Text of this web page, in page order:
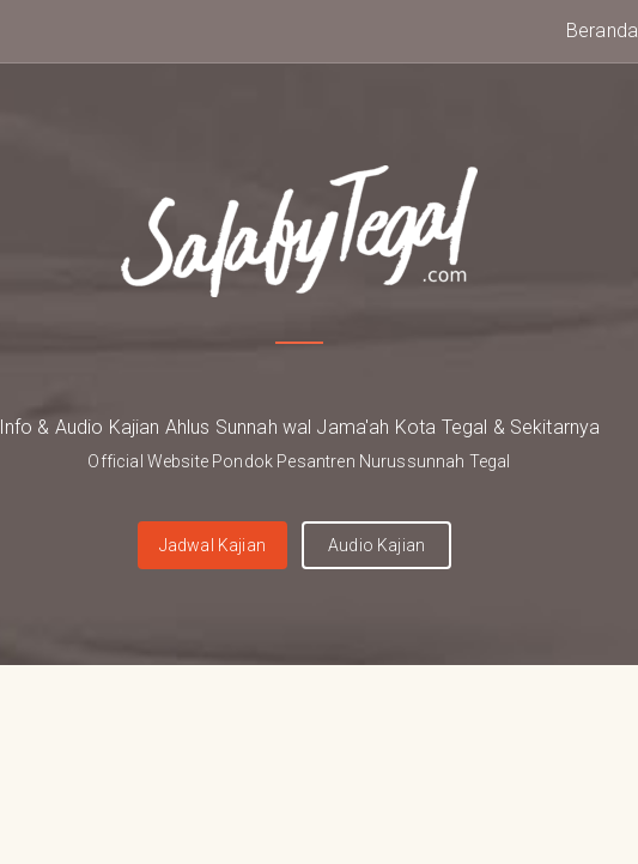
Beranda
Info & Audio Kajian Ahlus Sunnah wal Jama'ah Kota Tegal & Sekitarnya
Official Website Pondok Pesantren Nurussunnah Tegal
Jadwal Kajian Audio Kajian